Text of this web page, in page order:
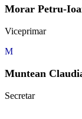
Morar Petru-
Viceprimar
M
Muntean
Secretar